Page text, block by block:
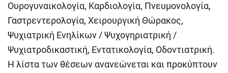
Ουρογυναικολογία, Καρδιολογία, Πνευμονολογία,
Γαστρεντερολογία, Χειρουργική Θώρακος,
Ψυχιατρική Ενηλίκων / Ψυχογηριατρική /
Ψυχιατροδικαστική, Εντατικολογία, Οδοντιατρική.
Η λίστα των θέσεων ανανεώνεται και προκύπτουν